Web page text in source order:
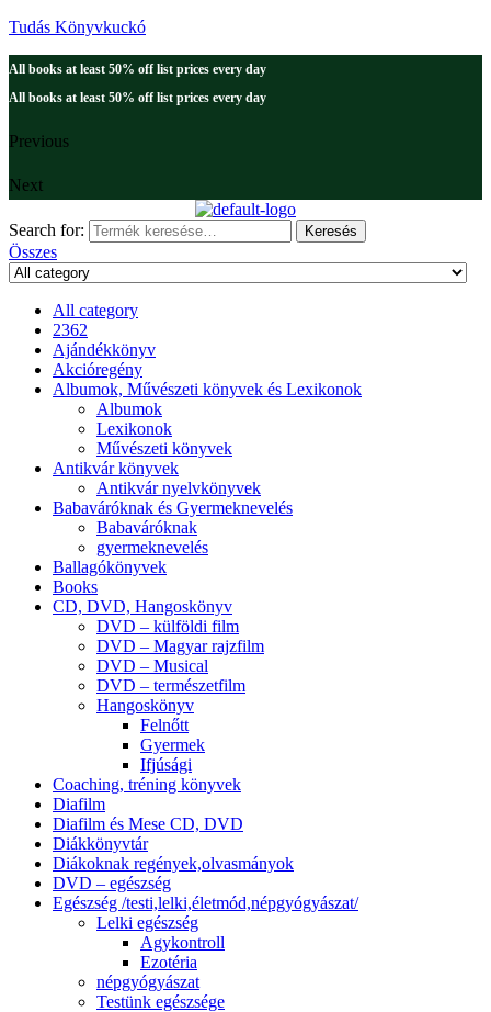
Tudás Könyvkuckó
All books at least 50% off list prices every day
All books at least 50% off list prices every day
Previous
Next
Search for: Keresés
Összes
All category
2362
Ajándékkönyv
Akcióregény
Albumok, Művészeti könyvek és Lexikonok
Albumok
Lexikonok
Művészeti könyvek
Antikvár könyvek
Antikvár nyelvkönyvek
Babaváróknak és Gyermeknevelés
Babaváróknak
gyermeknevelés
Ballagókönyvek
Books
CD, DVD, Hangoskönyv
DVD – külföldi film
DVD – Magyar rajzfilm
DVD – Musical
DVD – természetfilm
Hangoskönyv
Felnőtt
Gyermek
Ifjúsági
Coaching, tréning könyvek
Diafilm
Diafilm és Mese CD, DVD
Diákkönyvtár
Diákoknak regények,olvasmányok
DVD – egészség
Egészség /testi,lelki,életmód,népgyógyászat/
Lelki egészség
Agykontroll
Ezotéria
népgyógyászat
Testünk egészsége